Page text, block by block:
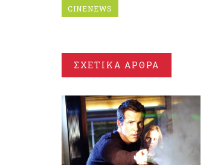
CINENEWS
ΣΧΕΤΙΚΑ ΑΡΘΡΑ